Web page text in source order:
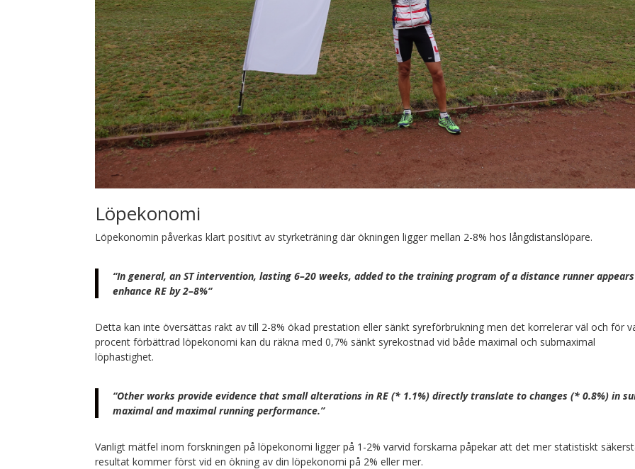
Löpekonomi
Löpekonomin påverkas klart positivt av styrketräning där ökningen ligger mellan 2-8% hos långdistanslöpare.
“In general, an ST intervention, lasting 6–20 weeks, added to the training program of a distance runner
enhance RE by 2–8%“
Detta kan inte översättas rakt av till 2-8% ökad prestation eller sänkt syreförbrukning men det korrelerar väl och för
procent förbättrad löpekonomi kan du räkna med 0,7% sänkt syrekostnad vid både maximal och submaximal
löphastighet.
“Other works provide evidence that small alterations in RE (* 1.1%) directly translate to changes (* 0.8%) in
maximal and maximal running performance.”
Vanligt mätfel inom forskningen på löpekonomi ligger på 1-2% varvid forskarna påpekar att det mer statistiskt
resultat kommer först vid en ökning av din löpekonomi på 2% eller mer.